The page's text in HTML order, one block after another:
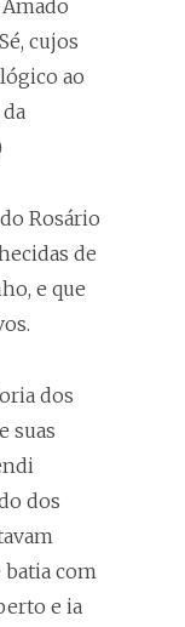
cujos
ao
Rosário
de
e que
dos
suas
dos
batia com
e ia